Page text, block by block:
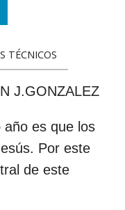
TÉCNICOS
J.GONZALEZ
año es que los
Por este
de este